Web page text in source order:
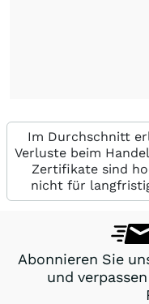
Im Durchschnitt
Verluste beim
Zertifikate sind
nicht für
Abonnieren Sie
und